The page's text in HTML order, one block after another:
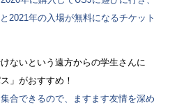
2021年の入場が無料になるチケット
ないという遠方からの学生さんに
」がおすすめ！
合できるので、ますます友情を深め